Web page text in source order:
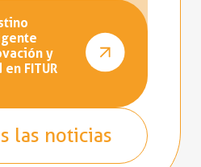
y
FITUR
las noticias